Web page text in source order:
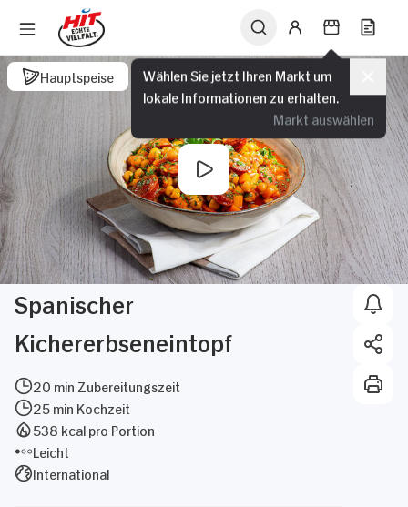
Wählen Sie jetzt Ihren Markt um
lokale Informationen zu erhalten.
Markt auswählen
Hauptspeise
Spanischer
Kichererbseneintopf
20 min Zubereitungszeit
25 min Kochzeit
538 kcal pro Portion
Leicht
International